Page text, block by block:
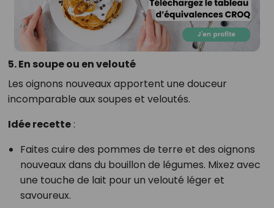
5. En soupe ou en velouté
Les oignons nouveaux apportent une douceur
incomparable aux soupes et veloutés.
Idée recette:
Faites cuire des pommes de terre et des oignons
nouveaux dans du bouillon de légumes. Mixez avec
une touche de lait pour un velouté léger et
savoureux.